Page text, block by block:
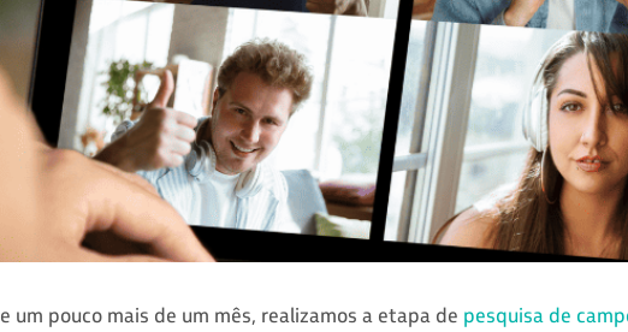
um pouco mais de um mês, realizamos a etapa de pesquisa de